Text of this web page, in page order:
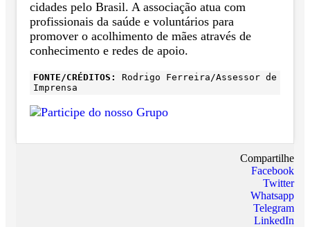
cidades pelo Brasil. A associação atua com
profissionais da saúde e voluntários para
promover o acolhimento de mães através de
conhecimento e redes de apoio.
FONTE/CRÉDITOS:
Rodrigo Ferreira/Assessor de
Imprensa
Compartilhe
Facebook
Twitter
Whatsapp
Telegram
LinkedIn